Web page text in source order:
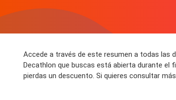
Accede a través de este resumen a todas las
Decathlon que buscas está abierta durante el
pierdas un descuento. Si quieres consultar